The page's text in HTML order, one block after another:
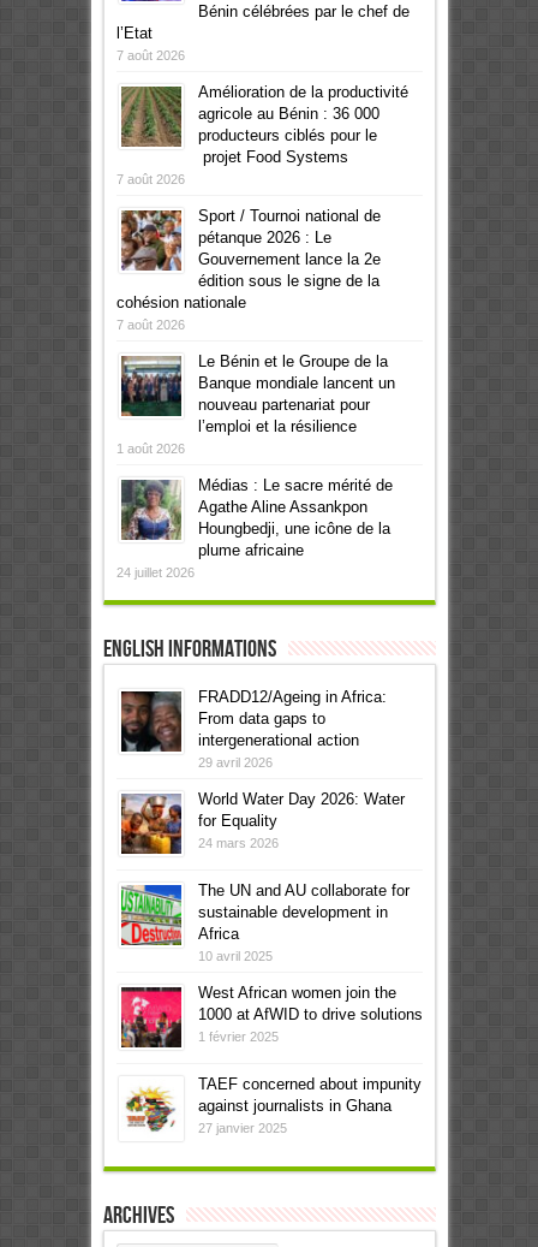
Bénin célébrées par le chef de
l’Etat
7 août 2026
Amélioration de la productivité
agricole au Bénin : 36 000
producteurs ciblés pour le
projet Food Systems
7 août 2026
Sport / Tournoi national de
pétanque 2026 : Le
Gouvernement lance la 2e
édition sous le signe de la
cohésion nationale
7 août 2026
Le Bénin et le Groupe de la
Banque mondiale lancent un
nouveau partenariat pour
l’emploi et la résilience
1 août 2026
Médias : Le sacre mérité de
Agathe Aline Assankpon
Houngbedji, une icône de la
plume africaine
24 juillet 2026
English informations
FRADD12/Ageing in Africa:
From data gaps to
intergenerational action
29 avril 2026
World Water Day 2026: Water
for Equality
24 mars 2026
The UN and AU collaborate for
sustainable development in
Africa
10 avril 2025
West African women join the
1000 at AfWID to drive solutions
1 février 2025
TAEF concerned about impunity
against journalists in Ghana
27 janvier 2025
Archives